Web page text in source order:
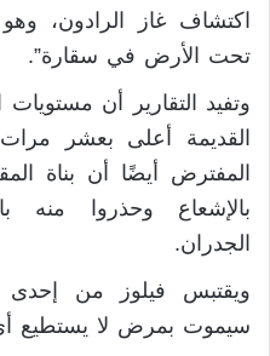
اكتشاف غاز الرادون،
تحت الأرض في سقارة”.
وتفيد التقارير أن
القديمة أعلى بعشر
المفترض أيضًا أن بناة
بالإشعاع وحذروا منه
الجدران.
ويقتبس فيلوز من إحدى
سيموت بمرض لا يستطيع